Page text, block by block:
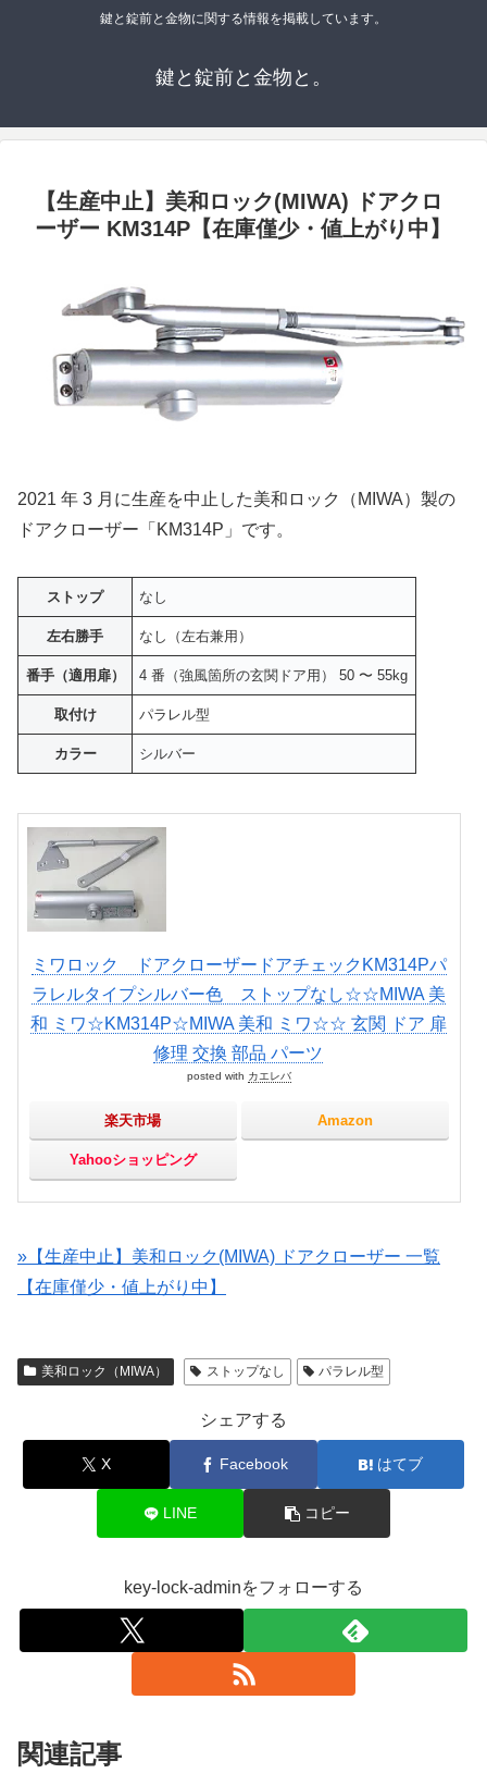
鍵と錠前と金物に関する情報を掲載しています。
鍵と錠前と金物と。
【生産中止】美和ロック(MIWA) ドアクロ
ーザー KM314P【在庫僅少・値上がり中】
2021 年 3 月に生産を中止した美和ロック（MIWA）製の
ドアクローザー「KM314P」です。
ストップ なし
左右勝手 なし（左右兼用）
番手（適用扉） 4 番（強風箇所の玄関ドア用） 50 〜 55kg
取付け パラレル型
カラー シルバー
ミワロック ドアクローザードアチェックKM314Pパ
ラレルタイプシルバー色 ストップなし☆☆MIWA 美
和 ミワ☆KM314P☆MIWA 美和 ミワ☆☆ 玄関 ドア 扉
修理 交換 部品 パーツ
posted with カエレバ
楽天市場 Amazon
Yahooショッピング
»【生産中止】美和ロック(MIWA) ドアクローザー 一覧
【在庫僅少・値上がり中】
美和ロック（MIWA） ストップなし パラレル型
シェアする
X Facebook はてブ
LINE コピー
key-lock-adminをフォローする
関連記事